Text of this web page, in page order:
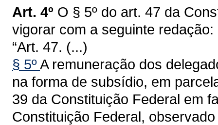
Art. 4º O § 5º do art. 47 da
vigorar com a seguinte redação:
“Art. 47. (...)
§ 5ºA remuneração dos
na forma de subsídio, em
39 da Constituição Federal em
Constituição Federal,